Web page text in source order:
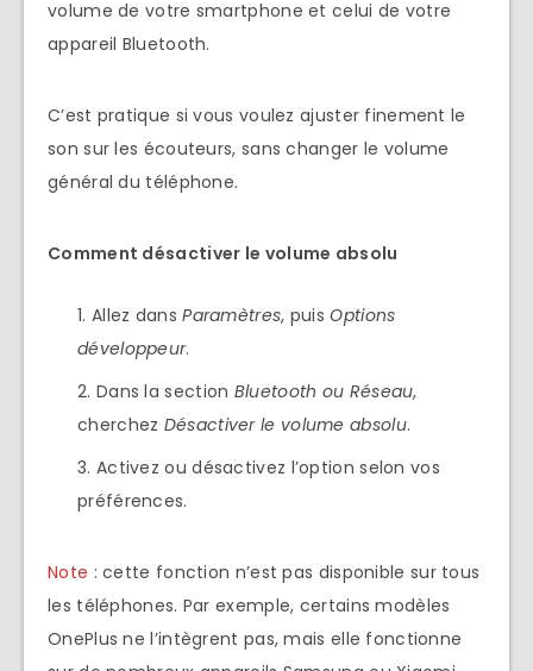
volume de votre smartphone et celui de votre
appareil Bluetooth.
C’est pratique si vous voulez ajuster finement le
son sur les écouteurs, sans changer le volume
général du téléphone.
Comment désactiver le volume absolu
Allez dansParamètres, puisOptions
développeur.
Dans la section Bluetooth ou Réseau,
cherchez Désactiver le volume absolu.
Activez ou désactivez l’option selon vos
préférences.
Note : cette fonction n’est pas disponible sur tous
les téléphones. Par exemple, certains modèles
OnePlus ne l’intègrent pas, mais elle fonctionne